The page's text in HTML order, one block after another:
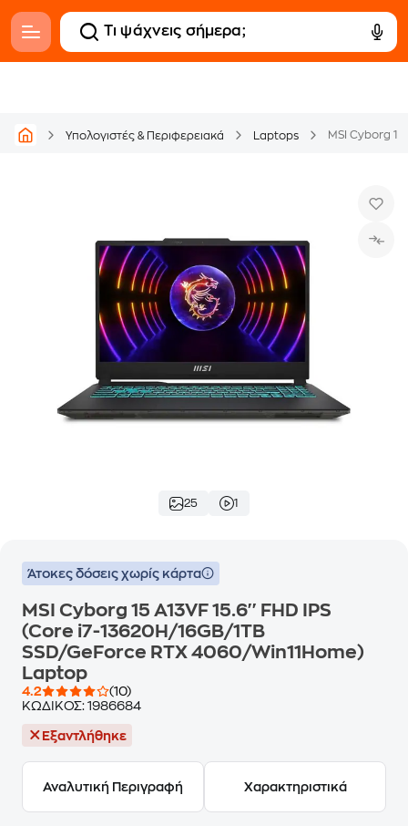
Υπολογιστές & Περιφερειακά Laptops
25 1
Άτοκες δόσεις χωρίς κάρτα
MSI Cyborg 15 A13VF 15.6'' FHD IPS
(Core i7-13620H/16GB/1TB
SSD/GeForce RTX 4060/Win11Home)
Laptop
4.2
(10)
ΚΩΔΙΚΟΣ: 1986684
Εξαντλήθηκε
Αναλυτική Περιγραφή Χαρακτηριστικά